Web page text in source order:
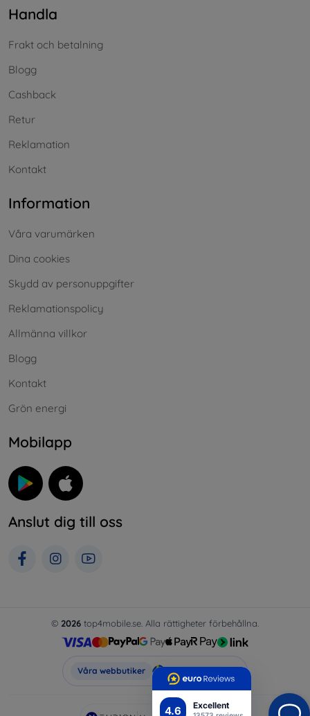
4.6 Excellent
Handla
Frakt och betalning
Blogg
Cashback
Retur
Reklamation
Kontakt
Information
Våra varumärken
Dina cookies
Skydd av personuppgifter
Reklamationspolicy
Allmänna villkor
Blogg
Kontakt
Grön energi
Mobilapp
Anslut dig till oss
© 2026 top4mobile.se. Alla rättigheter förbehållna.
Våra webbutiker Top4Mobile.se